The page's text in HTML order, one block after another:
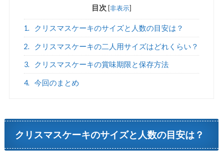
目次 [非表示]
1. クリスマスケーキのサイズと人数の目安は？
2. クリスマスケーキの二人用サイズはどれくらい？
3. クリスマスケーキの賞味期限と保存方法
4. 今回のまとめ
クリスマスケーキのサイズと人数の目安は？